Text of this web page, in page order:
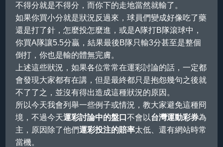
不得分就是不得分，而你下的走地當然就輸了。
如果你買小分就是狀況反過來，球員們變成好像吃了藥
還是打了針，怎麼投怎麼進，或是A隊打B隊滾球中，
你買A隊讓5.5分贏，結果最後B隊只輸3分甚至是整個
倒打，你也是輸的體無完膚。
上述這些狀況，如果各位常常在運彩討論的話，一定都
會發現大家都有在講，但是最終都只是抱怨幾句之後就
不了了之，並沒有得出造成這種狀況的原因。
所以今天我會列舉一些例子或情況，教大家避免這種冏
境，不過今天運彩討論中的盤口不會以台灣運動彩券為
主，原因除了他們運彩投注的賠率太低、還有網站時常
當機。